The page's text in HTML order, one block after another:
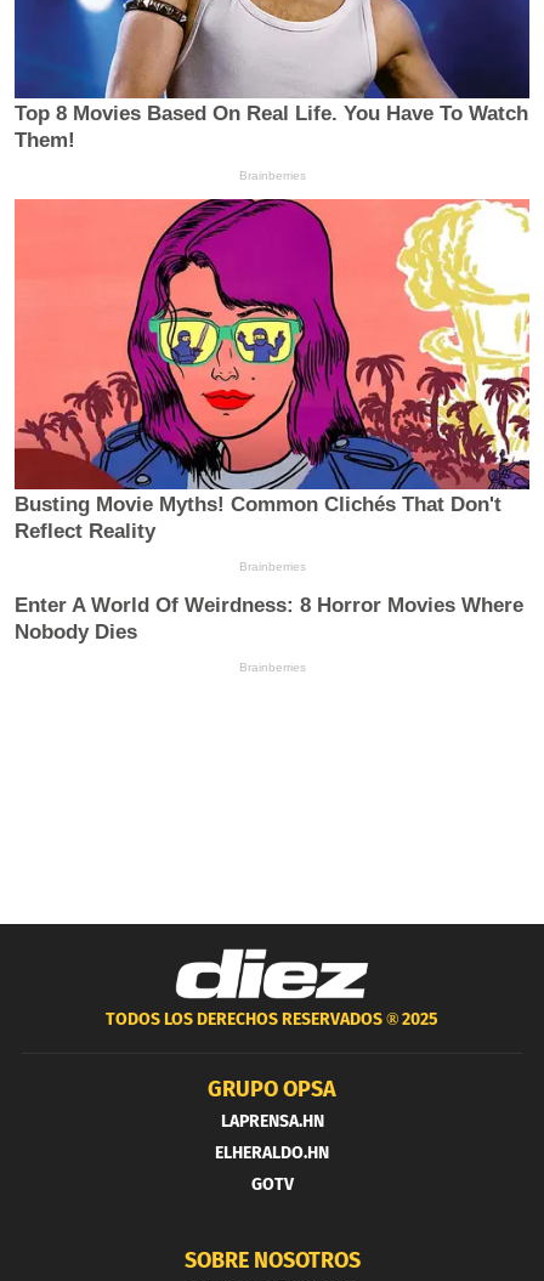
TODOS LOS DERECHOS RESERVADOS ®2025
GRUPO OPSA
LAPRENSA.HN
ELHERALDO.HN
GOTV
SOBRE NOSOTROS